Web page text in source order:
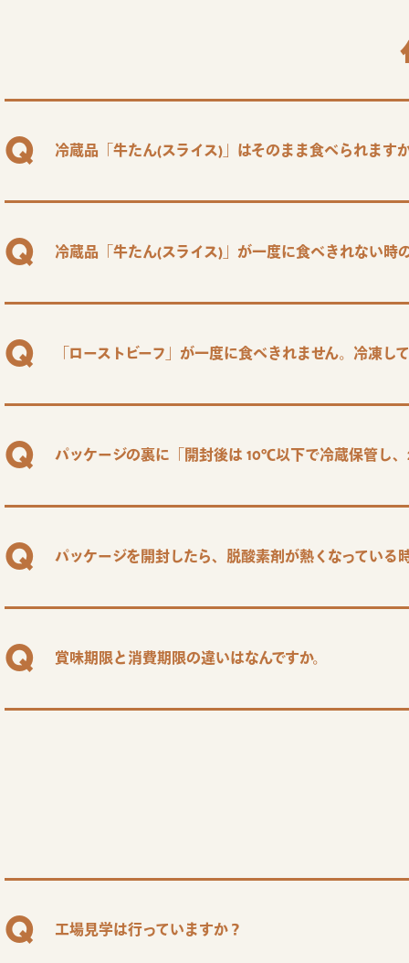
冷蔵品「牛たん(スライス)」はそのまま食べられます
冷蔵品「牛たん(スライス)」が一度に食べきれない時
「ローストビーフ」が一度に食べきれません。冷凍し
パッケージの裏に「開封後は 10℃以下で冷蔵保管し
パッケージを開封したら、脱酸素剤が熱くなっている
賞味期限と消費期限の違いはなんですか。
工場見学は行っていますか？